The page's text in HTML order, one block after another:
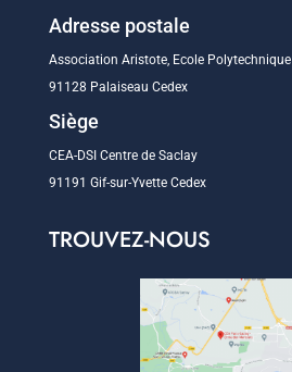
Adresse postale
Association Aristote, Ecole Polytechnique
91128 Palaiseau Cedex
Siège
CEA-DSI Centre de Saclay
91191 Gif-sur-Yvette Cedex
TROUVEZ-NOUS